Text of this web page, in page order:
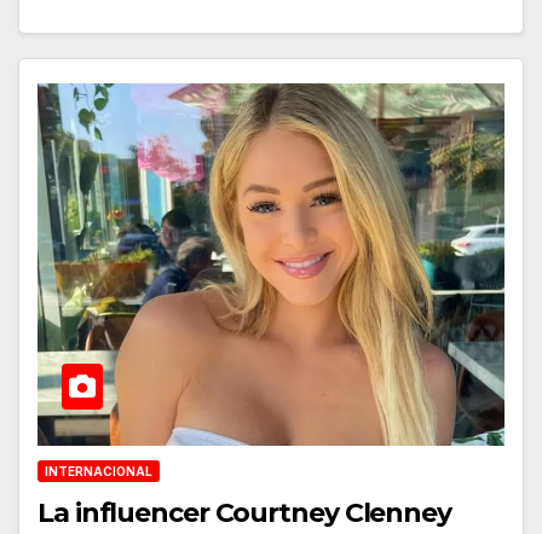
INTERNACIONAL
La influencer Courtney Clenney